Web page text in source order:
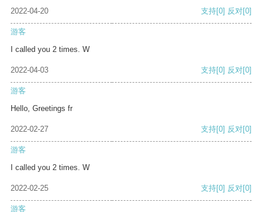
2022-04-20 支持[0] 反对[0]
游客
I called you 2 times. W
2022-04-03 支持[0] 反对[0]
游客
Hello, Greetings fr
2022-02-27 支持[0] 反对[0]
游客
I called you 2 times. W
2022-02-25 支持[0] 反对[0]
游客